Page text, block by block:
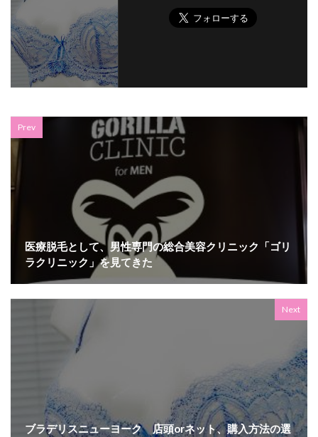
Prev
医療脱毛として、男性専門の総合美容クリニック「ゴリ
ラクリニック」を見てきた
Next
ブラデリスニューヨーク 店頭orネット、購入方法の選